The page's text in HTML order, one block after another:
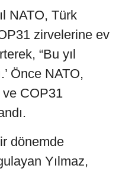
NATO, Türk
zirvelerine ev
“Bu yıl
Önce NATO,
ve COP31
dönemde
Yılmaz,